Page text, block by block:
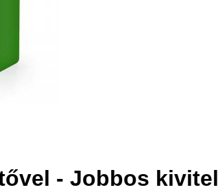
- Jobbos kivitel